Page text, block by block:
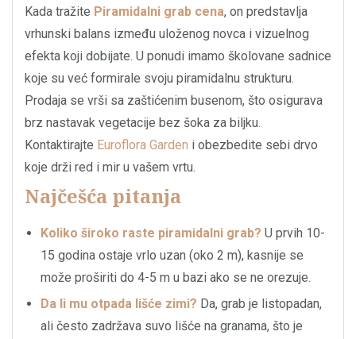
Kada tražite Piramidalni grab cena, on predstavlja
vrhunski balans između uloženog novca i vizuelnog
efekta koji dobijate. U ponudi imamo školovane sadnice
koje su već formirale svoju piramidalnu strukturu.
Prodaja se vrši sa zaštićenim busenom, što osigurava
brz nastavak vegetacije bez šoka za biljku.
Kontaktirajte Euroflora Garden i obezbedite sebi drvo
koje drži red i mir u vašem vrtu.
Najčešća pitanja
Koliko široko raste piramidalni grab? U prvih 10-
15 godina ostaje vrlo uzan (oko 2 m), kasnije se
može proširiti do 4-5 m u bazi ako se ne orezuje.
Da li mu otpada lišće zimi? Da, grab je listopadan,
ali često zadržava suvo lišće na granama, što je